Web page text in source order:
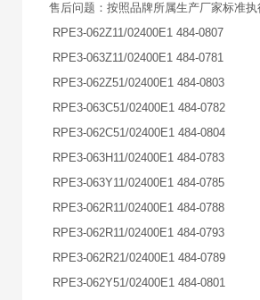
售后问题：按照品牌所属生产厂家标准
RPE3-062Z11/02400E1 484-0807
RPE3-063Z11/02400E1 484-0781
RPE3-062Z51/02400E1 484-0803
RPE3-063C51/02400E1 484-0782
RPE3-062C51/02400E1 484-0804
RPE3-063H11/02400E1 484-0783
RPE3-063Y11/02400E1 484-0785
RPE3-062R11/02400E1 484-0788
RPE3-062R11/02400E1 484-0793
RPE3-062R21/02400E1 484-0789
RPE3-062Y51/02400E1 484-0801